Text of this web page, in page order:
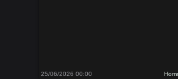
25/06/2026 00:00